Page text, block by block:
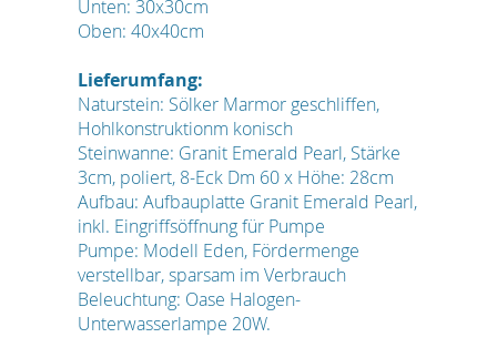
Unten: 30x30cm
Oben: 40x40cm
Lieferumfang:
Naturstein: Sölker Marmor geschliffen,
Hohlkonstruktionm konisch
Steinwanne: Granit Emerald Pearl, Stärke
3cm, poliert, 8-Eck Dm 60 x Höhe: 28cm
Aufbau: Aufbauplatte Granit Emerald Pearl,
inkl. Eingriffsöffnung für Pumpe
Pumpe: Modell Eden, Fördermenge
verstellbar, sparsam im Verbrauch
Beleuchtung: Oase Halogen-
Unterwasserlampe 20W.